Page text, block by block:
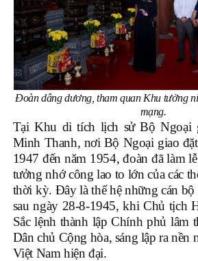
Đoàn dâng dương, tham quan Khu tưởng
mạng.
Tại Khu di tích lịch sử Bộ Ngoại
Minh Thanh, nơi Bộ Ngoại giao
1947 đến năm 1954, đoàn đã làm
tưởng nhớ công lao to lớn của các
thời kỳ. Đây là thế hệ những cán bộ
sau ngày 28-8-1945, khi Chủ tịch
Sắc lệnh thành lập Chính phủ lâm
Dân chủ Cộng hòa, sáng lập ra nền
Việt Nam hiện đại.